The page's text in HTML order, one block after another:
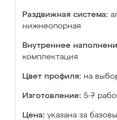
Раздвижная система:
нижнеопорная
Внутреннее
комплектация
Цвет профиля: на
Изготовление: 5-7
Цена: указана за